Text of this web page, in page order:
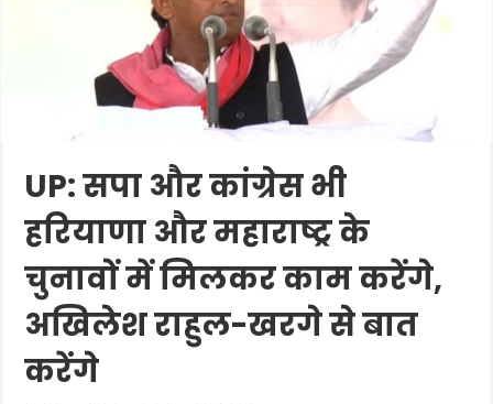
UP: सपा और कांग्रेस भी
हरियाणा और महाराष्ट्र के
चुनावों में मिलकर काम करेंगे,
अखिलेश राहुल-खरगे से बात
करेंगे